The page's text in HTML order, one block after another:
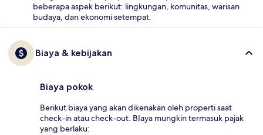
beberapa aspek berikut: lingkungan, komunitas, warisan
budaya, dan ekonomi setempat.
Biaya & kebijakan
Biaya pokok
Berikut biaya yang akan dikenakan oleh properti saat
check-in atau check-out. BIaya mungkin termasuk pajak
yang berlaku: